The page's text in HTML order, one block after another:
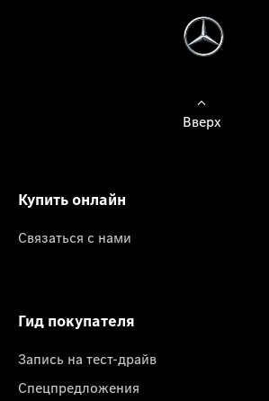
Вверх
Купить онлайн
Связаться с нами
Гид покупателя
Запись на тест-драйв
Спецпредложения